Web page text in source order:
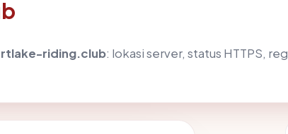
riding.club: lokasi server, status HTTPS,